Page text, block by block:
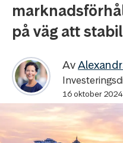
på väg att
Av
16 oktober 2024